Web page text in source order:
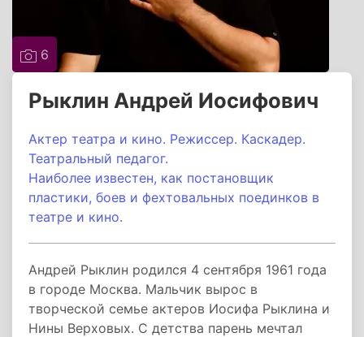
6
Рыклин Андрей Иосифович
Актер театра и кино. Режиссер. Каскадер.
Театральный педагог.
Наиболее известен, как постановщик
пластики, боев и фехтовальных поединков в
театре и кино.
Андрей Рыклин родился 4 сентября 1961 года
в городе Москва. Мальчик вырос в
творческой семье актеров Иосифа Рыклина и
Нины Верховых. С детства парень мечтал